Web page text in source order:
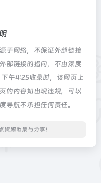
于网络，不保证外部链接
部链接的指向，不由深度
午4:25收录时，该网页上
的内容如出现违规，可以
导航不承担任何责任。
资源收集与分享！